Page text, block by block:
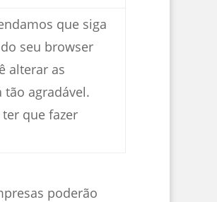
que siga
seu browser
alterar as
tão agradável.
que fazer
poderão